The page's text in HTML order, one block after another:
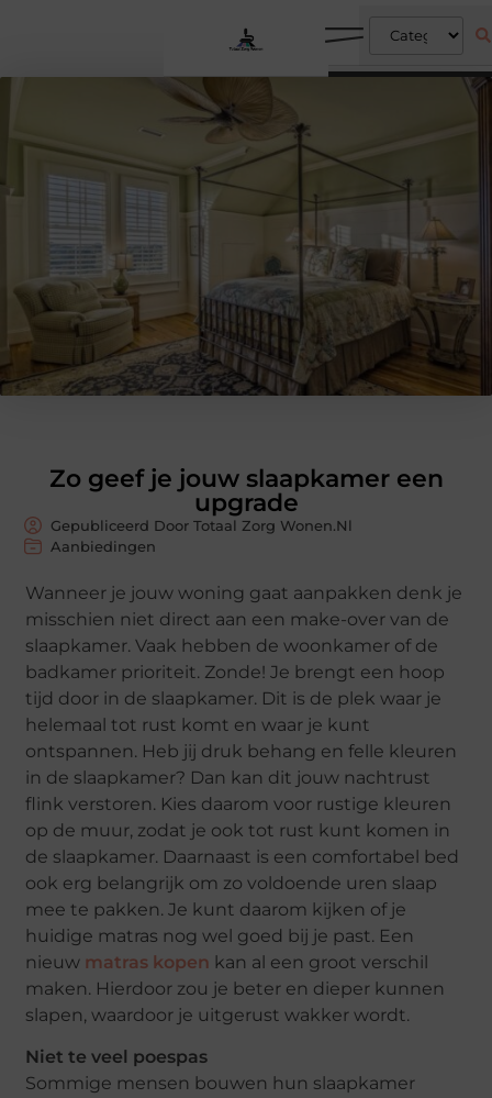
Zo geef je jouw slaapkamer een
upgrade
Gepubliceerd Door Totaal Zorg Wonen.nl
Aanbiedingen
Wanneer je jouw woning gaat aanpakken denk je
misschien niet direct aan een make-over van de
slaapkamer. Vaak hebben de woonkamer of de
badkamer prioriteit. Zonde! Je brengt een hoop
tijd door in de slaapkamer. Dit is de plek waar je
helemaal tot rust komt en waar je kunt
ontspannen. Heb jij druk behang en felle kleuren
in de slaapkamer? Dan kan dit jouw nachtrust
flink verstoren. Kies daarom voor rustige kleuren
op de muur, zodat je ook tot rust kunt komen in
de slaapkamer. Daarnaast is een comfortabel bed
ook erg belangrijk om zo voldoende uren slaap
mee te pakken. Je kunt daarom kijken of je
huidige matras nog wel goed bij je past. Een
nieuw matras kopen kan al een groot verschil
maken. Hierdoor zou je beter en dieper kunnen
slapen, waardoor je uitgerust wakker wordt.
Niet te veel poespas
Sommige mensen bouwen hun slaapkamer